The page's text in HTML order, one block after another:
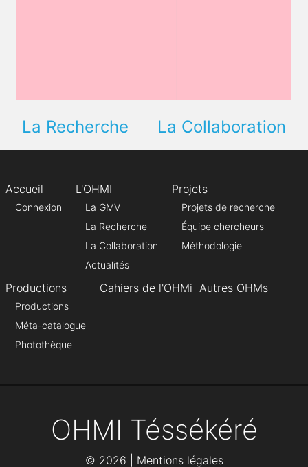
La Recherche La Collaboration
Accueil
Connexion
L'OHMI
La GMV
La Recherche
La Collaboration
Actualités
Projets
Projets de recherche
Équipe chercheurs
Méthodologie
Productions
Productions
Méta-catalogue
Photothèque
Cahiers de l'OHMi Autres OHMs
OHMI Téssékéré
© 2026 | Mentions légales